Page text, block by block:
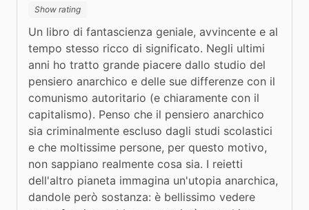
Show rating
Un libro di fantascienza geniale, avvincente e al
tempo stesso ricco di significato. Negli ultimi
anni ho tratto grande piacere dallo studio del
pensiero anarchico e delle sue differenze con il
comunismo autoritario (e chiaramente con il
capitalismo). Penso che il pensiero anarchico
sia criminalmente escluso dagli studi scolastici
e che moltissime persone, per questo motivo,
non sappiano realmente cosa sia. I reietti
dell'altro pianeta immagina un'utopia anarchica,
dandole però sostanza: è bellissimo vedere